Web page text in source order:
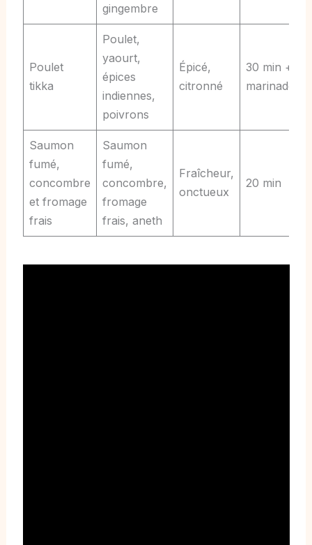
gingembre
Poulet
tikka
Poulet,
yaourt,
épices
indiennes,
poivrons
Épicé,
citronné
30 min +
marinade
Saumon
fumé,
concombre
et fromage
frais
Saumon
fumé,
concombre,
fromage
frais, aneth
Fraîcheur,
onctueux
20 min